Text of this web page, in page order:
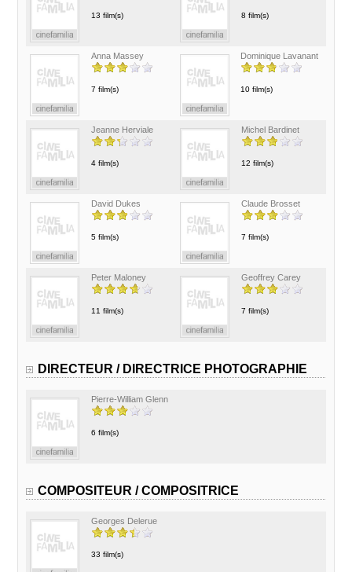
13 film(s) 8 film(s)
Anna Massey
7 film(s)
Dominique Lavanant
10 film(s)
Jeanne Herviale
4 film(s)
Michel Bardinet
12 film(s)
David Dukes
5 film(s)
Claude Brosset
7 film(s)
Peter Maloney
11 film(s)
Geoffrey Carey
7 film(s)
DIRECTEUR / DIRECTRICE PHOTOGRAPHIE
Pierre-William Glenn
6 film(s)
COMPOSITEUR / COMPOSITRICE
Georges Delerue
33 film(s)